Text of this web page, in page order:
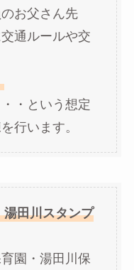
お父さん先
通ルールや交
・という想定
行います。
田川スタンプ
園・湯田川保